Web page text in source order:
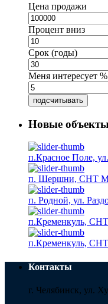
Цена продажи
Процент вниз
Срок (годы)
Меня интересует %
подсчитывать
Новые
п.Красное Поле,
п. Шершни, СНТ
п. Родной, ул.
п.Кременкуль,
п.Кременкуль,
Контакты
г. Челябинск, ул.